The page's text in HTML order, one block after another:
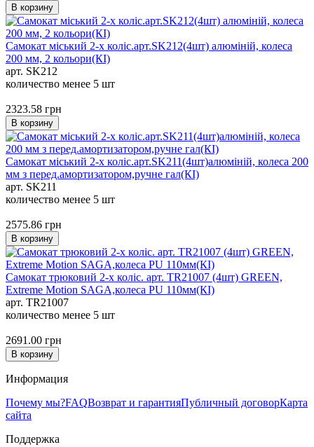
В корзину
Самокат міський 2-х коліс.арт.SK212(4шт) алюміній, колеса
200 мм, 2 кольори(КІ)
арт. SK212
количество менее 5 шт
2323.58 грн
В корзину
Самокат міський 2-х коліс.арт.SK211(4шт)алюміній, колеса 200
мм з перед.амортизатором,ручне гал(КІ)
арт. SK211
количество менее 5 шт
2575.86 грн
В корзину
Самокат трюковий 2-х коліс. арт. TR21007 (4шт) GREEN,
Extreme Motion SAGA,колеса PU 110мм(КІ)
арт. TR21007
количество менее 5 шт
2691.00 грн
В корзину
Информация
Почему мы?FAQВозврат и гарантияПубличный договорКарта
сайта
Поддержка